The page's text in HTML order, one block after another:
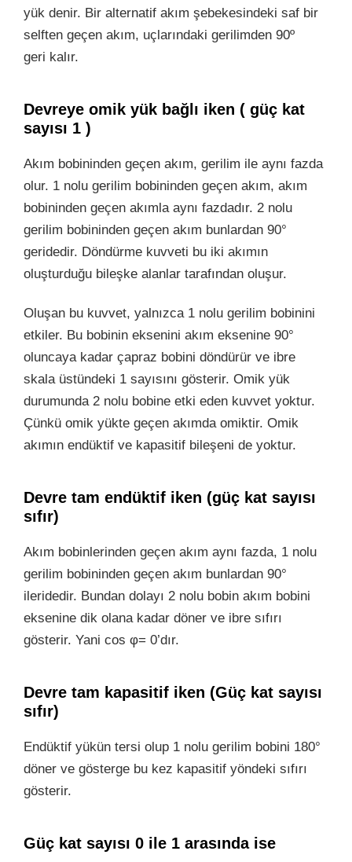
yük denir. Bir alternatif akım şebekesindeki saf bir
selften geçen akım, uçlarındaki gerilimden 90º
geri kalır.
Devreye omik yük bağlı iken ( güç kat
sayısı 1 )
Akım bobininden geçen akım, gerilim ile aynı fazda
olur. 1 nolu gerilim bobininden geçen akım, akım
bobininden geçen akımla aynı fazdadır. 2 nolu
gerilim bobininden geçen akım bunlardan 90°
geridedir. Döndürme kuvveti bu iki akımın
oluşturduğu bileşke alanlar tarafından oluşur.
Oluşan bu kuvvet, yalnızca 1 nolu gerilim bobinini
etkiler. Bu bobinin eksenini akım eksenine 90°
oluncaya kadar çapraz bobini döndürür ve ibre
skala üstündeki 1 sayısını gösterir. Omik yük
durumunda 2 nolu bobine etki eden kuvvet yoktur.
Çünkü omik yükte geçen akımda omiktir. Omik
akımın endüktif ve kapasitif bileşeni de yoktur.
Devre tam endüktif iken (güç kat sayısı
sıfır)
Akım bobinlerinden geçen akım aynı fazda, 1 nolu
gerilim bobininden geçen akım bunlardan 90°
ileridedir. Bundan dolayı 2 nolu bobin akım bobini
eksenine dik olana kadar döner ve ibre sıfırı
gösterir. Yani cos φ= 0’dır.
Devre tam kapasitif iken (Güç kat sayısı
sıfır)
Endüktif yükün tersi olup 1 nolu gerilim bobini 180°
döner ve gösterge bu kez kapasitif yöndeki sıfırı
gösterir.
Güç kat sayısı 0 ile 1 arasında ise